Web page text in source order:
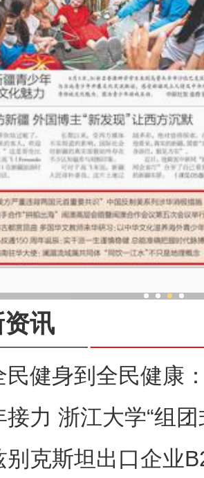
讯
民健身到全民健康
接力 浙江大学“组
别克斯坦出口企业